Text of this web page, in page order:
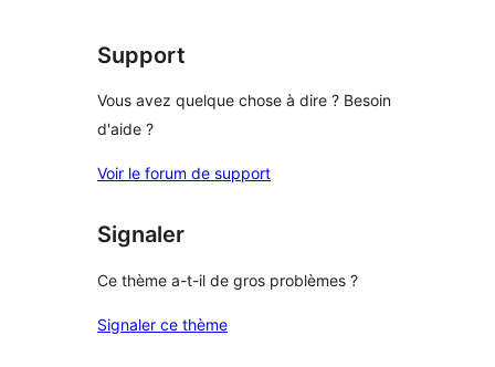
Support
Vous avez quelque chose à dire ? Besoin
d'aide ?
Voir le forum de support
Signaler
Ce thème a-t-il de gros problèmes ?
Signaler ce thème